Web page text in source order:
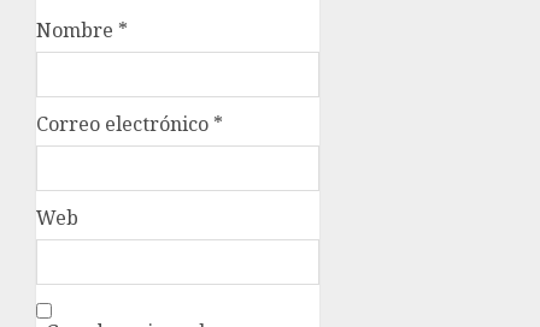
Nombre *
Correo electrónico *
Web